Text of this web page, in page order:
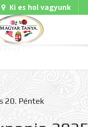
Ki es hol vagyunk
20. Péntek